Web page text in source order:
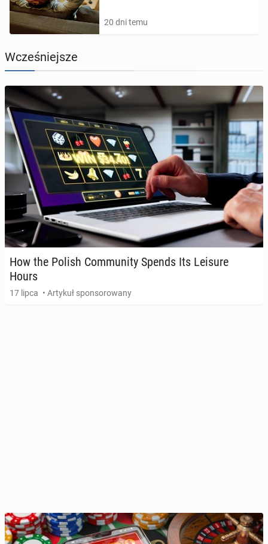
20 dni temu
Wcześniejsze
How the Polish Com­mu­ni­ty Spends Its Leisure
Hours
17 lipca • Artykuł sponsorowany